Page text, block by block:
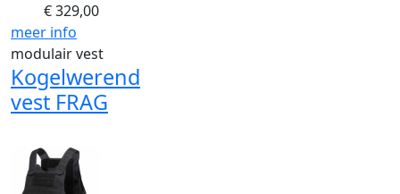
€329,00
meer info
modulair vest
Kogelwerend
vest FRAG